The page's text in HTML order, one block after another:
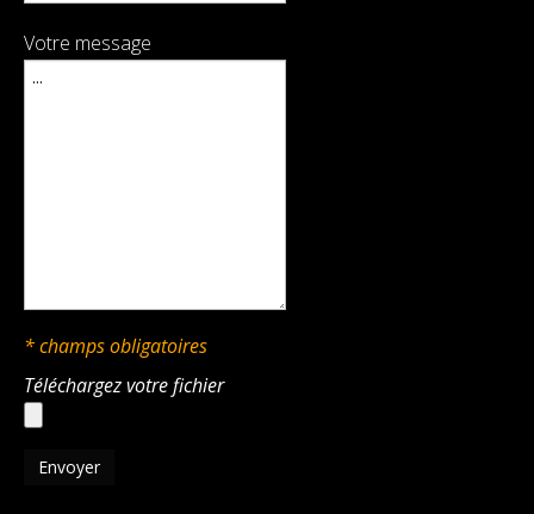
Votre message
* champs obligatoires
Téléchargez votre fichier